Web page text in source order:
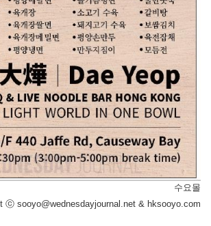
수요몰
ⓒ sooyo@wednesdayjournal.net & hksooyo.com